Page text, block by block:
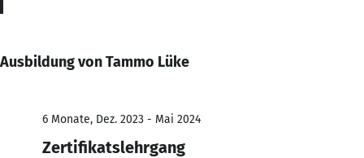
Ausbildung von Tammo Lüke
6 Monate, Dez. 2023 - Mai 2024
Zertifikatslehrgang